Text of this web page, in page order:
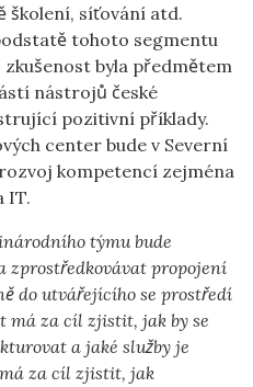
školení, síťování atd.
tohoto segmentu
byla předmětem
nástrojů české
pozitivní příklady.
center bude v Severní
kompetencí zejména
IT.
týmu bude
propojení
do utvářejícího se prostředí
má za cíl zjistit, jak by se
a jaké služby je
za cíl zjistit, jak